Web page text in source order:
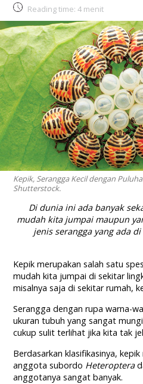
Reading time: 4 menit
Kepik, Serangga Kecil dengan
Shutterstock.
Di dunia ini ada banyak
mudah kita jumpai maupun
jenis serangga yang ada
Kepik merupakan salah satu
mudah kita jumpai di sekitar
misalnya saja di sekitar rumah,
Serangga dengan rupa warna-
ukuran tubuh yang sangat
cukup sulit terlihat jika kita tak
Berdasarkan klasifikasinya,
anggota subordo Heteroptera
anggotanya sangat banyak.